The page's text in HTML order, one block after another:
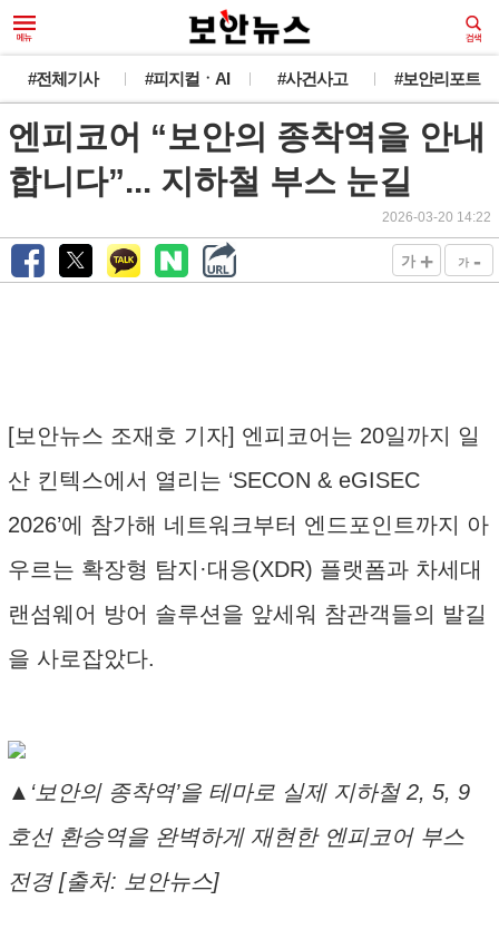
#전체기사 #피지컬ㆍAI #사건사고 #보안리포트
엔피코어 “보안의 종착역을 안내
합니다”... 지하철 부스 눈길
2026-03-20 14:22
가 + 가 -
[보안뉴스 조재호 기자] 엔피코어는 20일까지 일
산 킨텍스에서 열리는 ‘SECON & eGISEC
2026’에 참가해 네트워크부터 엔드포인트까지 아
우르는 확장형 탐지·대응(XDR) 플랫폼과 차세대
랜섬웨어 방어 솔루션을 앞세워 참관객들의 발길
을 사로잡았다.
▲‘보안의 종착역’을 테마로 실제 지하철 2, 5, 9
호선 환승역을 완벽하게 재현한 엔피코어 부스
전경 [출처: 보안뉴스]